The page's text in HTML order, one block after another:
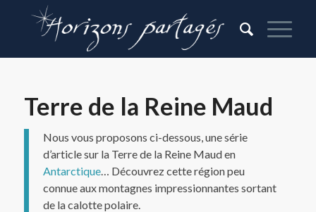
Terre de la Reine Maud
Nous vous proposons ci-dessous, une série
d’article sur la Terre de la Reine Maud en
Antarctique… Découvrez cette région peu
connue aux montagnes impressionnantes sortant
de la calotte polaire.